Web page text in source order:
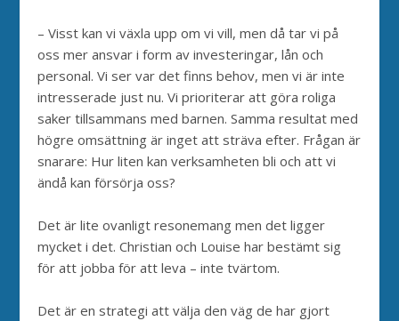
– Visst kan vi växla upp om vi vill, men då tar vi på
oss mer ansvar i form av investeringar, lån och
personal. Vi ser var det finns behov, men vi är inte
intresserade just nu. Vi prioriterar att göra roliga
saker tillsammans med barnen. Samma resultat med
högre omsättning är inget att sträva efter. Frågan är
snarare: Hur liten kan verksamheten bli och att vi
ändå kan försörja oss?
Det är lite ovanligt resonemang men det ligger
mycket i det. Christian och Louise har bestämt sig
för att jobba för att leva – inte tvärtom.
Det är en strategi att välja den väg de har gjort